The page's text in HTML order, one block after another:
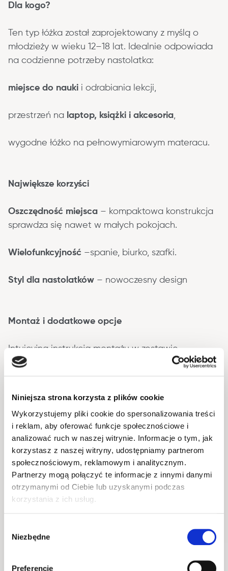
Niniejsza strona korzysta z plików cookie
Wykorzystujemy pliki cookie do spersonalizowania treści
i reklam, aby oferować funkcje społecznościowe i
analizować ruch w naszej witrynie. Informacje o tym, jak
korzystasz z naszej witryny, udostępniamy partnerom
społecznościowym, reklamowym i analitycznym.
Partnerzy mogą połączyć te informacje z innymi danymi
otrzymanymi od Ciebie lub uzyskanymi podczas
korzystania z ich usług.
zgody
Niezbędne
Preferencje
Dla kogo?
Ten typ łóżka został zaprojektowany z myślą o
młodzieży w wieku 12–18 lat. Idealnie odpowiada
na codzienne potrzeby nastolatka:
miejsce do nauki i odrabiania lekcji,
przestrzeń na laptop, książki i akcesoria,
wygodne łóżko na pełnowymiarowym materacu.
Największe korzyści
Oszczędność miejsca – kompaktowa konstrukcja
sprawdza się nawet w małych pokojach.
Wielofunkcyjność –spanie, biurko, szafki.
Styl dla nastolatków – nowoczesny design
Montaż i dodatkowe opcje
Intuicyjna instrukcja montażu w zestawie.
Możliwość zamówienia z fachowym montażem.
Informacje podstawowe
Okucia
Wykonanie